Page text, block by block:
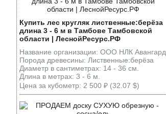
Купить лес кругляк лиственные:берёза
длина 3 - 6 м в Тамбове Тамбовской
области | ЛеснойРесурс.РФ
Название организации: ООО НЛК Авангард
Порода древесины: Лиственные:берёза
Диаметр в сантиметрах: 14 - 36 см.
Длина в метрах: 3 - 6 м.
Цена за кубометр: 2 500 ₽ (32.07 $)